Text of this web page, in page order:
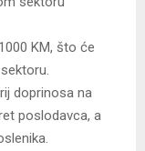
KM, što će
doprinosa na
poslodavca, a